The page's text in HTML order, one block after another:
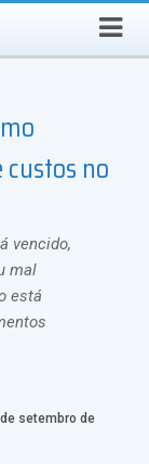
Select Language ▼
no
vencido,
mal
está
setembro de